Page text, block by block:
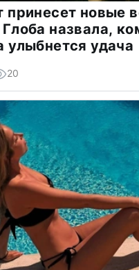
принесет новые
назвала,
улыбнется удача
20